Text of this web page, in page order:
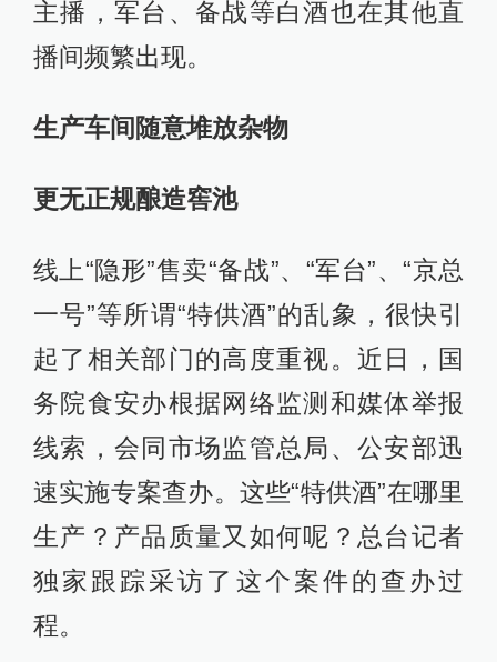
主播，军台、备战等白酒也在其他直
播间频繁出现。
生产车间随意堆放杂物
更无正规酿造窖池
线上“隐形”售卖“备战”、“军台”、“京总
一号”等所谓“特供酒”的乱象，很快引
起了相关部门的高度重视。近日，国
务院食安办根据网络监测和媒体举报
线索，会同市场监管总局、公安部迅
速实施专案查办。这些“特供酒”在哪里
生产？产品质量又如何呢？总台记者
独家跟踪采访了这个案件的查办过
程。